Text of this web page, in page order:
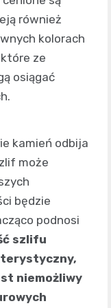
również
kolorach
ze
osiągać
kamień odbija
może
będzie
podnosi
szlifu
niemożliwy